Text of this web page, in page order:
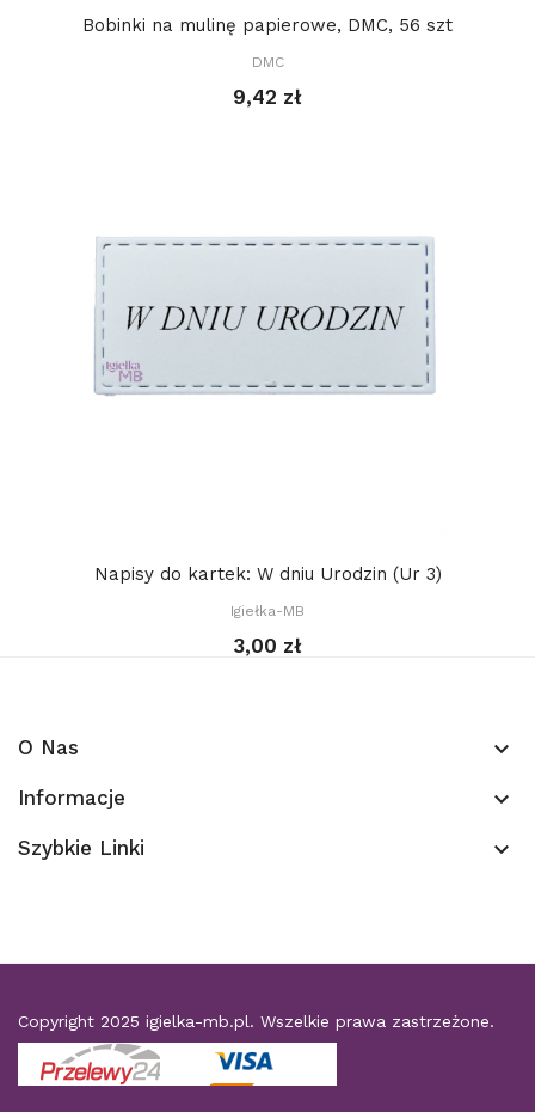
Bobinki na mulinę papierowe, DMC, 56 szt
DMC
9,42 zł
Napisy do kartek: W dniu Urodzin (Ur 3)
Igiełka-MB
3,00 zł
O Nas keyboard_arrow_down
Informacje keyboard_arrow_down
Szybkie Linki keyboard_arrow_down
Copyright 2025 igielka-mb.pl. Wszelkie prawa zastrzeżone.